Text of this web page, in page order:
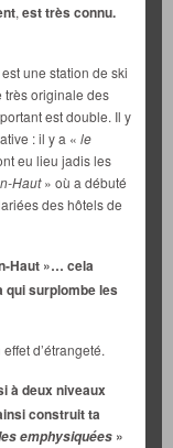
, est très connu.
une station de ski
très originale des
est double. Il y
: il y a « le
eu lieu jadis les
Haut» où a débuté
des hôtels de
Haut »… cela
qui surplombe les
d’étrangeté.
à deux niveaux
construit ta
emphysiquées »